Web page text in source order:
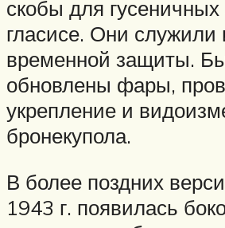
скобы для
гласисе. Они служили
временной защиты.
обновлены фары,
укрепление и
бронекупола.
В более поздних
1943 г. появилась